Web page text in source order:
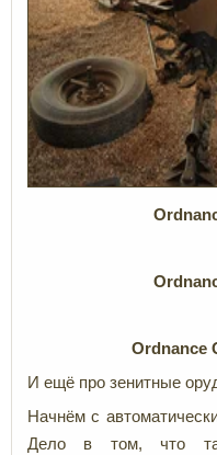
Ordnance
И ещё про зенитные
Начнём с
Дело в том, что